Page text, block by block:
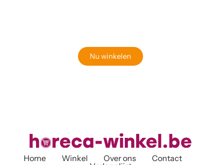
Nu winkelen
Home Winkel Over ons
Contact